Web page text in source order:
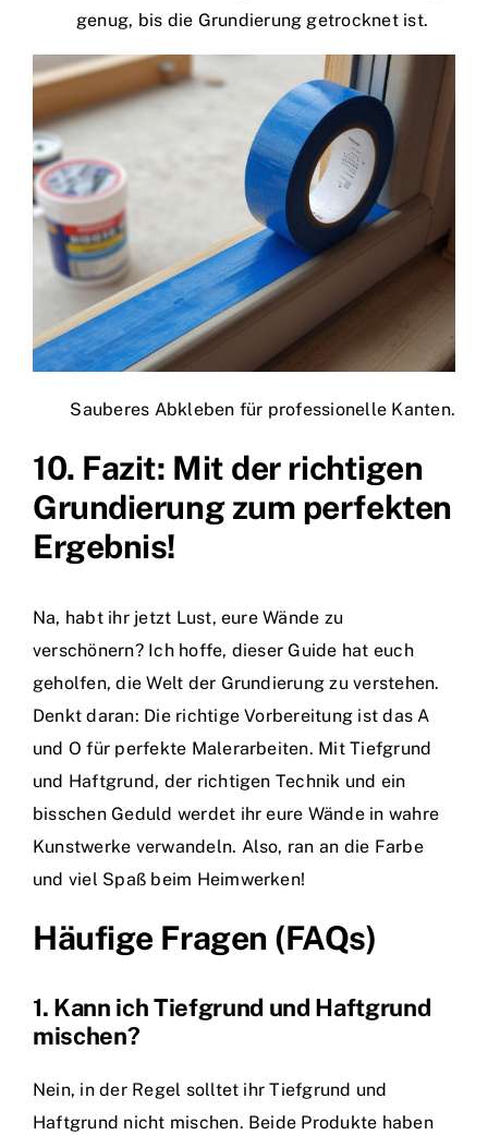
genug, bis die Grundierung getrocknet ist.
Sauberes Abkleben für professionelle Kanten.
10. Fazit: Mit der richtigen
Grundierung zum perfekten
Ergebnis!
Na, habt ihr jetzt Lust, eure Wände zu
verschönern? Ich hoffe, dieser Guide hat euch
geholfen, die Welt der Grundierung zu verstehen.
Denkt daran: Die richtige Vorbereitung ist das A
und O für perfekte Malerarbeiten. Mit Tiefgrund
und Haftgrund, der richtigen Technik und ein
bisschen Geduld werdet ihr eure Wände in wahre
Kunstwerke verwandeln. Also, ran an die Farbe
und viel Spaß beim Heimwerken!
Häufige Fragen (FAQs)
1. Kann ich Tiefgrund und Haftgrund
mischen?
Nein, in der Regel solltet ihr Tiefgrund und
Haftgrund nicht mischen. Beide Produkte haben